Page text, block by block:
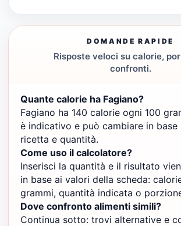
DOMANDE RAPIDE
Risposte veloci su calorie,
confronti.
Quante calorie ha Fagiano?
Fagiano ha 140 calorie ogni 100
è indicativo e può cambiare in base
ricetta e quantità.
Come uso il calcolatore?
Inserisci la quantità e il risultato
in base ai valori della scheda:
grammi, quantità indicata o
Dove confronto alimenti simili?
Continua sotto: trovi alternative e